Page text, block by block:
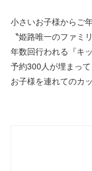
小さいお子様からご
〝姫路唯一のファミ
年数回行われる『キ
予約300人が埋まっ
お子様を連れてのカ